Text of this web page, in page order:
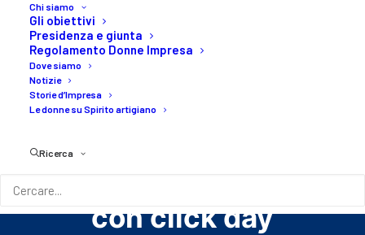
Chi siamo
Gli obiettivi
Presidenza e giunta
Regolamento Donne Impresa
Dove siamo
Notizie
Storie d’Impresa
Le donne su Spirito artigiano
Ricerca
IMPRENDITORIA
FEMMINILE - Incentivi
a imprese femminili
siano strutturali. Non
con click day